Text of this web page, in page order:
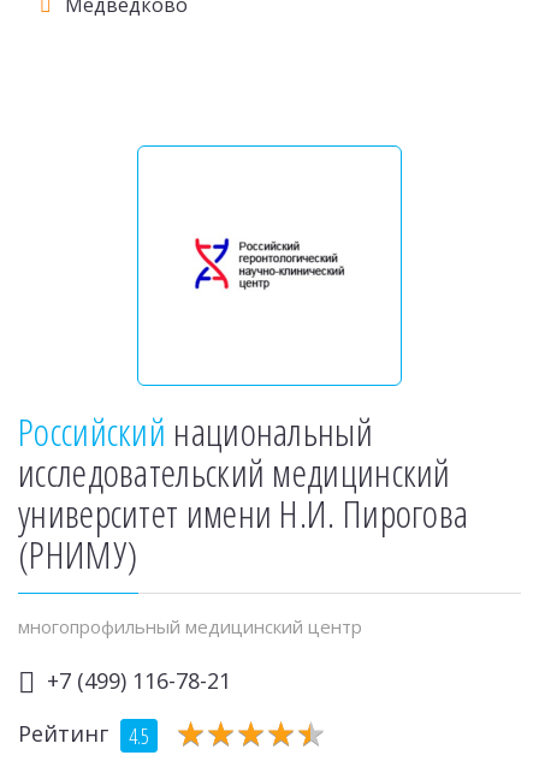
Российский национальный
исследовательский медицинский
университет имени Н.И. Пирогова
(РНИМУ)
многопрофильный медицинский центр
+7 (499) 116-78-21
Рейтинг
4.5 ★★★★★
★★★★★